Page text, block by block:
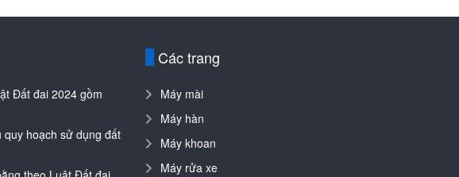
Đất đai 2024 gồm
hoạch sử dụng đất
Các trang
Máy mài
Máy hàn
Máy khoan
Máy rửa xe